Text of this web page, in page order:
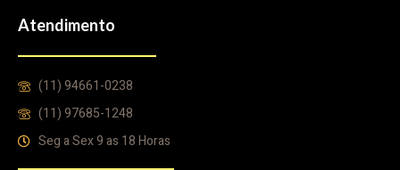
Atendimento
(11) 94661-0238
(11) 97685-1248
Seg a Sex 9 as 18 Horas